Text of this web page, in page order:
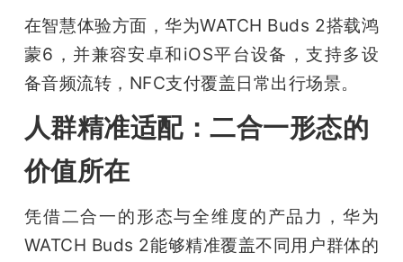
在智慧体验方面，华为WATCH Buds 2搭载鸿
蒙6，并兼容安卓和iOS平台设备，支持多设
备音频流转，NFC支付覆盖日常出行场景。
人群精准适配：二合一形态的
价值所在
凭借二合一的形态与全维度的产品力，华为
WATCH Buds 2能够精准覆盖不同用户群体的